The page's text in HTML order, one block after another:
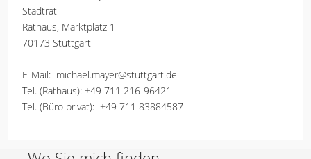
Stadtrat
Rathaus, Marktplatz 1
70173 Stuttgart
E-Mail: michael.mayer@stuttgart.de
Tel. (Rathaus): +49 711 216-96421
Tel. (Büro privat): +49 711 83884587